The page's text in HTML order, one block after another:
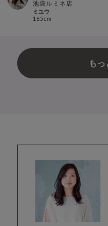
池袋ルミネ店
ミユウ
165cm
も